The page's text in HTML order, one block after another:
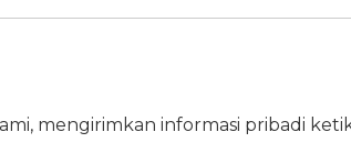
mengirimkan informasi pribadi